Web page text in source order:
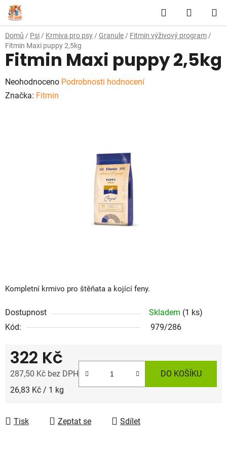
Přejít
na
obsah
Hledat
KOŠÍK
Domů / Psi / Krmiva pro psy / Granule / Fitmin výživový program /
Fitmin Maxi puppy 2,5kg
Kompletní krmivo pro štěňata a kojící feny.
Dostupnost Skladem (1 ks)
Kód:
979/286
322 Kč
287,50 Kč bez DPH
Měrná cena:
26,83 Kč / 1 kg
DO KOŠÍKU
Tisk Zeptat se Sdílet
Fitmin Maxi puppy 2,5kg
Průměrné
hodnocení
Neohodnoceno Podrobnosti hodnocení
Značka: Fitmin